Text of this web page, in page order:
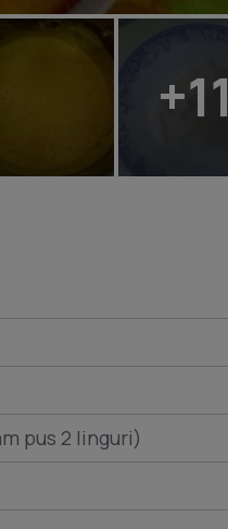
+11
pus 2 linguri)